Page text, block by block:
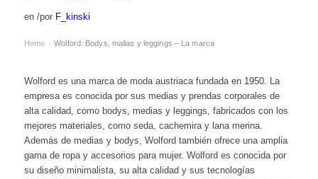
en /por F_kinski
Home › Wolford: Bodys, mallas y leggings – La marca
Wolford es una marca de moda austriaca fundada en 1950. La
empresa es conocida por sus medias y prendas corporales de
alta calidad, como bodys, medias y leggings, fabricados con los
mejores materiales, como seda, cachemira y lana merina.
Además de medias y bodys, Wolford también ofrece una amplia
gama de ropa y accesorios para mujer. Wolford es conocida por
su diseño minimalista, su alta calidad y sus tecnologías